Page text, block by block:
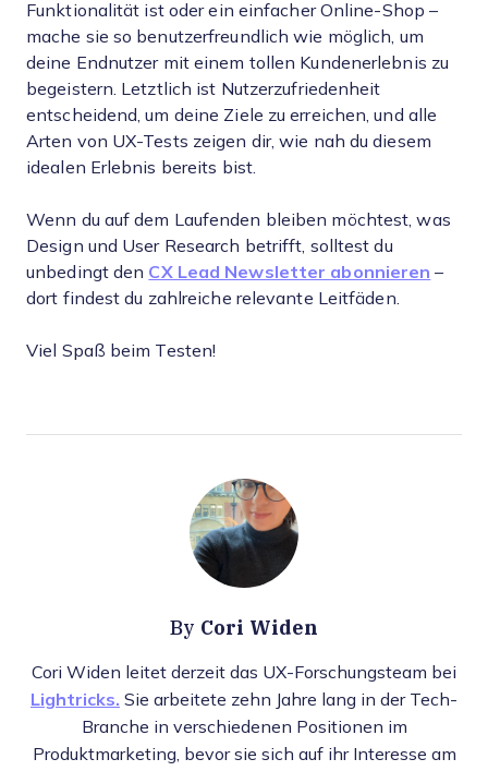
Funktionalität ist oder ein einfacher Online-Shop –
mache sie so benutzerfreundlich wie möglich, um
deine Endnutzer mit einem tollen Kundenerlebnis zu
begeistern. Letztlich ist Nutzerzufriedenheit
entscheidend, um deine Ziele zu erreichen, und alle
Arten von UX-Tests zeigen dir, wie nah du diesem
idealen Erlebnis bereits bist.
Wenn du auf dem Laufenden bleiben möchtest, was
Design und User Research betrifft, solltest du
unbedingt den CX Lead Newsletter abonnieren –
dort findest du zahlreiche relevante Leitfäden.
Viel Spaß beim Testen!
By Cori Widen
Cori Widen leitet derzeit das UX-Forschungsteam bei
Lightricks. Sie arbeitete zehn Jahre lang in der Tech-
Branche in verschiedenen Positionen im
Produktmarketing, bevor sie sich auf ihr Interesse am